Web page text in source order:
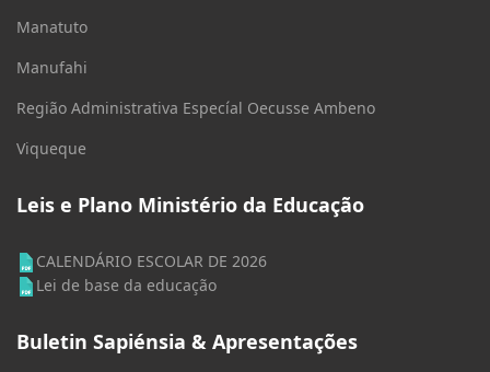
Manatuto
Manufahi
Região Administrativa Especíal Oecusse Ambeno
Viqueque
Leis e Plano Ministério da Educação
CALENDÁRIO ESCOLAR DE 2026
Lei de base da educação
Buletin Sapiénsia & Apresentações